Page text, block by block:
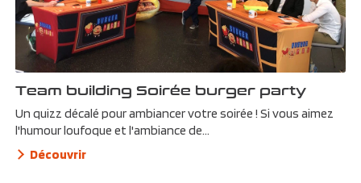
Team building Soirée burger party
Un quizz décalé pour ambiancer votre soirée ! Si vous aimez
l'humour loufoque et l'ambiance de...
Découvrir